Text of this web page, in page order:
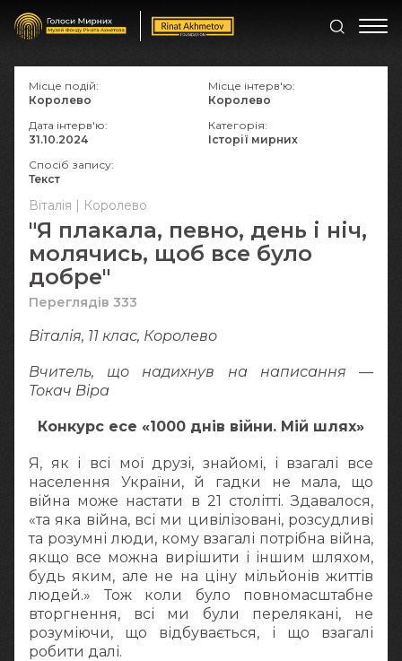
Віталія | Королево
"Я плакала, певно, день і ніч,
молячись, щоб все було
добре"
Переглядів 333
Віталія, 11 клас, Королево
Вчитель, що надихнув на написання —
Токач Віра
Конкурс есе «1000 днів війни. Мій шлях»
Я, як і всі мої друзі, знайомі, і взагалі все
населення України, й гадки не мала, що
війна може настати в 21 столітті. Здавалося,
«та яка війна, всі ми цивілізовані, розсудливі
та розумні люди, кому взагалі потрібна війна,
якщо все можна вирішити і іншим шляхом,
будь яким, але не на ціну мільйонів життів
людей.» Тож коли було повномасштабне
вторгнення, всі ми були перелякані, не
розуміючи, що відбувається, і що взагалі
робити далі.
Місце подій:
Королево
Місце інтерв'ю:
Королево
Дата інтерв'ю:
31.10.2024
Категорія:
Історії мирних
Спосіб запису:
Текст